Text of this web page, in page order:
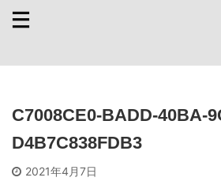
C7008CE0-BADD-40BA-
D4B7C838FDB3
2021年4月7日